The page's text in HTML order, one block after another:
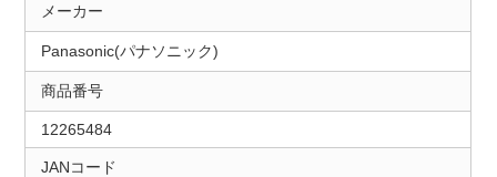
メーカー
Panasonic(パナソニック)
商品番号
12265484
JANコード